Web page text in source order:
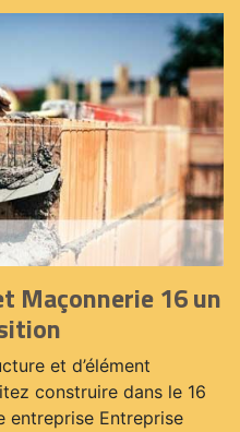
Maçonnerie 16 un
et d’élément
construire dans le 16
entreprise Entreprise